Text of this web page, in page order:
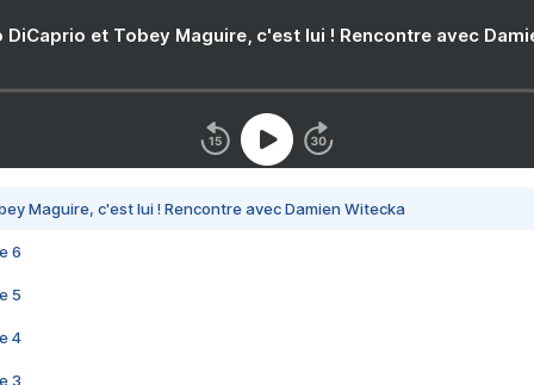
DiCaprio et Tobey Maguire, c'est lui ! Rencontre avec
Maguire, c'est lui ! Rencontre avec Damien Witecka
6
5
4
3